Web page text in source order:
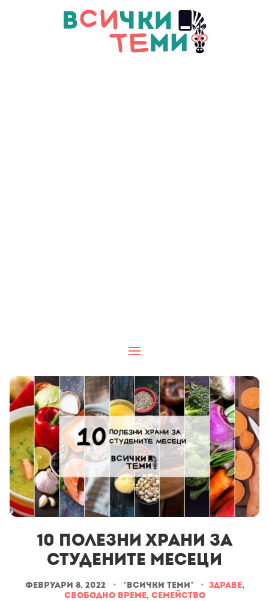
10 полезни храни за
студените месеци
февруари 8, 2022 • "Всички теми" • Здраве,
Свободно време, Семейство